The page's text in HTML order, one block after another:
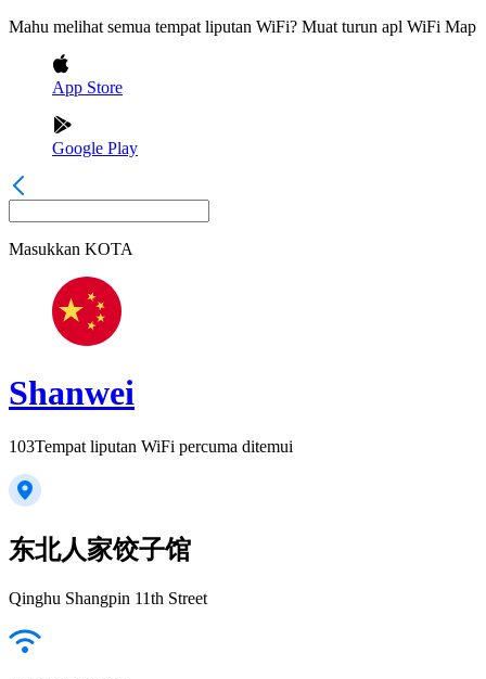
Mahu melihat semua tempat liputan WiFi? Muat turun apl WiFi Map
App Store
Google Play
Masukkan KOTA
Shanwei
103Tempat liputan WiFi percuma ditemui
东北人家饺子馆
Qinghu Shangpin 11th Street